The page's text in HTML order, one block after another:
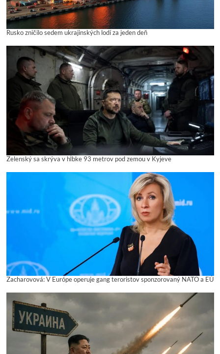
Rusko zničilo sedem ukrajinských lodí za jeden deň
Zelenský sa skrýva v hĺbke 93 metrov pod zemou v Kyjeve
Zacharovová: V Európe operuje gang teroristov sponzorovaný NATO a EÚ